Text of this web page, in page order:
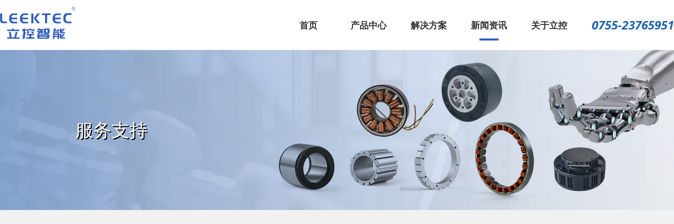
深圳市立控智能科技有限公司
首页
产品中心 解决方案 新闻资讯 关于立控 0755-23765951
服务支持